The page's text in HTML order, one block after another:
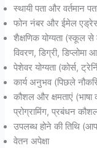
स्थायी पता और वर्तमान
फोन नंबर और ईमेल
शैक्षणिक योग्यता (स्कूल
विवरण, डिग्री, डिप्लोमा
पेशेवर योग्यता (कोर्स,
कार्य अनुभव (पिछले
कौशल और क्षमताएं
प्रोग्रामिंग, प्रबंधन
उपलब्ध होने की तिथि
वेतन अपेक्षा